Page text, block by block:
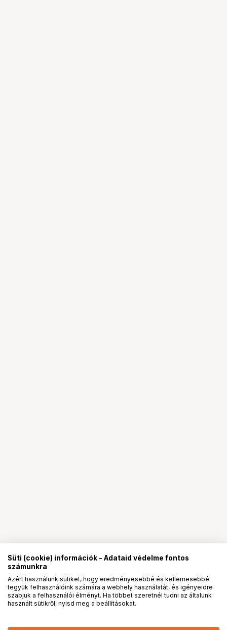
PROpartnerségek
Süti (cookie) információk - Adataid védelme fontos
számunkra
Azért használunk sütiket, hogy eredményesebbé és kellemesebbé
tegyük felhasználóink számára a webhely használatát, és igényeidre
szabjuk a felhasználói élményt. Ha többet szeretnél tudni az általunk
használt sütikről, nyisd meg a beállításokat.